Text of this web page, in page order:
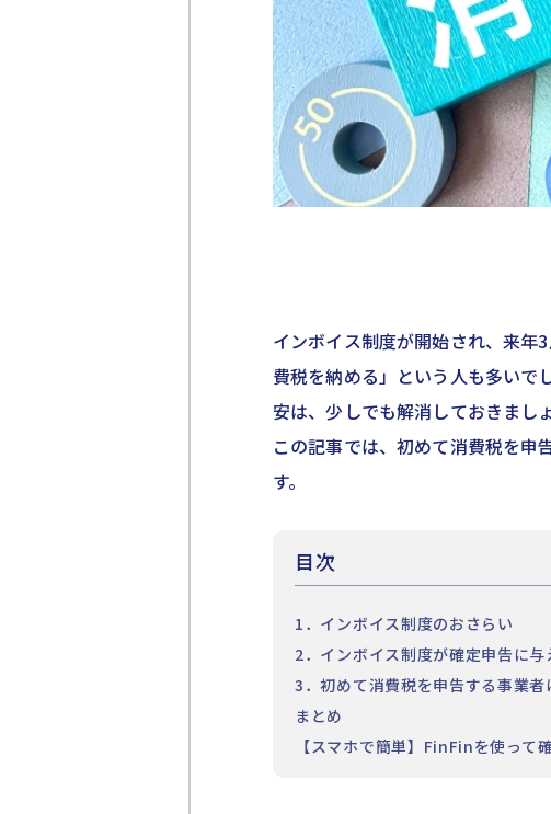
インボイス制度が開始され、来年
費税を納める」という人も多いで
安は、少しでも解消しておきましょ
この記事では、初めて消費税を申
す。
目次
1．インボイス制度のおさらい
2．インボイス制度が確定申告に与
3．初めて消費税を申告する事業
まとめ
【スマホで簡単】FinFinを使って